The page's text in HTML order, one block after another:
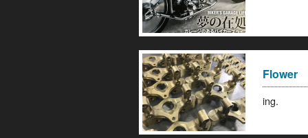
Flower
ing.